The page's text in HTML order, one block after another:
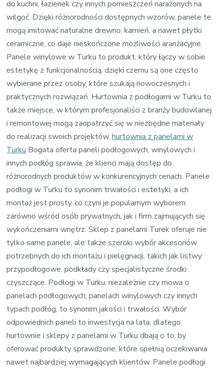
do kuchni, łazienek czy innych pomieszczeń narażonych na
wilgoć. Dzięki różnorodności dostępnych wzorów, panele te
mogą imitować naturalne drewno, kamień, a nawet płytki
ceramiczne, co daje nieskończone możliwości aranżacyjne.
Panele winylowe w Turku to produkt, który łączy w sobie
estetykę z funkcjonalnością, dzięki czemu są one często
wybierane przez osoby, które szukają nowoczesnych i
praktycznych rozwiązań. Hurtownia z podłogami w Turku to
także miejsce, w którym profesjonaliści z branży budowlanej
i remontowej mogą zaopatrzyć się w niezbędne materiały
do realizacji swoich projektów.hurtownia z panelami w
Turku Bogata oferta paneli podłogowych, winylowych i
innych podłóg sprawia, że klienci mają dostęp do
różnorodnych produktów w konkurencyjnych cenach. Panele
podłogi w Turku to synonim trwałości i estetyki, a ich
montaż jest prosty, co czyni je popularnym wyborem
zarówno wśród osób prywatnych, jak i firm zajmujących się
wykończeniami wnętrz. Sklep z panelami Turek oferuje nie
tylko same panele, ale także szeroki wybór akcesoriów
potrzebnych do ich montażu i pielęgnacji, takich jak listwy
przypodłogowe, podkłady czy specjalistyczne środki
czyszczące. Podłogi w Turku, niezależnie czy mowa o
panelach podłogowych, panelach winylowych czy innych
typach podłóg, to synonim jakości i trwałości. Wybór
odpowiednich paneli to inwestycja na lata, dlatego
hurtownie i sklepy z panelami w Turku dbają o to, by
oferować produkty sprawdzone, które spełnią oczekiwania
nawet najbardziej wymagających klientów. Panele podłogi